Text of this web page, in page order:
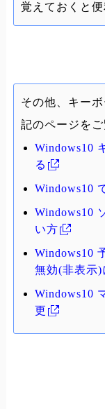
覚えておくと便
その他、キー
記のページをご
Windows10
る
Windows10
Windows10
い方
Windows10
無効(非表示)
Windows10
更